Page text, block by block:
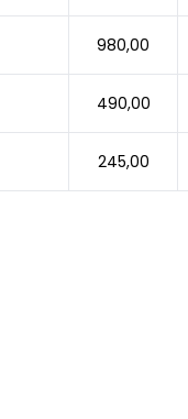
980,00
490,00
245,00